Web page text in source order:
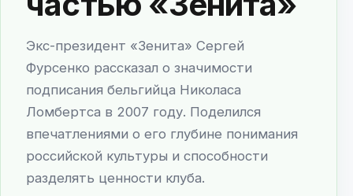
Экс-президент «Зенита» Сергей
Фурсенко рассказал о значимости
подписания бельгийца Николаса
Ломбертса в 2007 году. Поделился
впечатлениями о его глубине понимания
российской культуры и способности
разделять ценности клуба.